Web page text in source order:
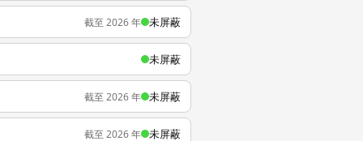
截至 2026 年 未屏蔽
未屏蔽
截至 2026 年 未屏蔽
截至 2026 年 未屏蔽